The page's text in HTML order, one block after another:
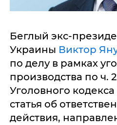
Беглый экс-
Украины Виктор
по делу в рамках
производства по ч. 2
Уголовного
статья об
действия,